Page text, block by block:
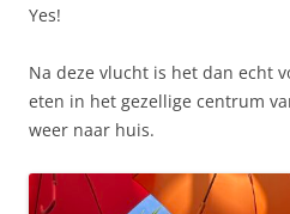
Yes!
Na deze vlucht is het dan echt
eten in het gezellige centrum
weer naar huis.